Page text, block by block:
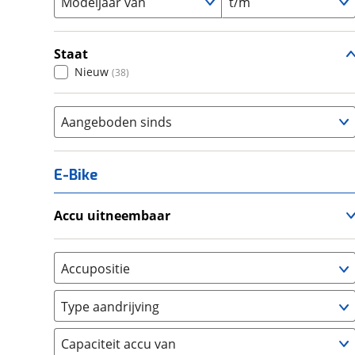
Staat
Nieuw (38)
Aangeboden sinds
E-Bike
Accu uitneembaar
Nee, vast (0)
Accupositie
Bagagedrager (0)
Frame (0 )
Vloer (0
Type aandrijving
Achterwiel (0)
Capaciteit accu van